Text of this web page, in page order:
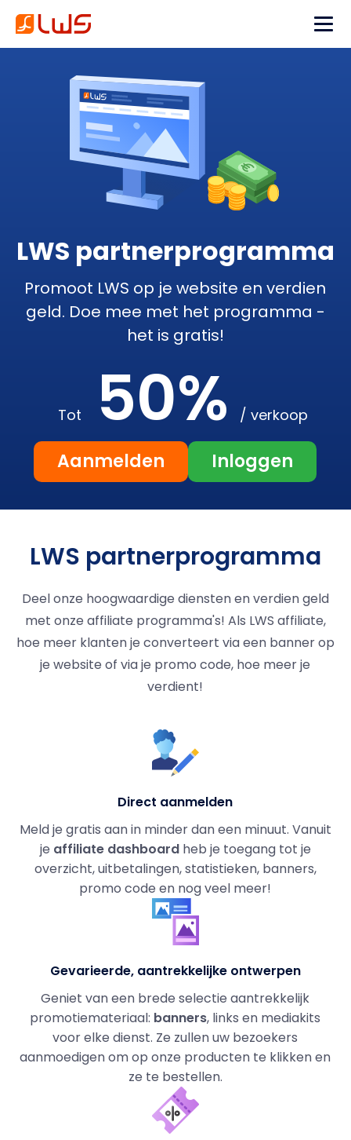
LWS partnerprogramma
Promoot LWS op je website en verdien
geld. Doe mee met het programma -
het is gratis!
Tot 50% / verkoop
Aanmelden Inloggen
LWS partnerprogramma
Deel onze hoogwaardige diensten en verdien geld
met onze affiliate programma's! Als LWS affiliate,
hoe meer klanten je converteert via een banner op
je website of via je promo code, hoe meer je
verdient!
Direct aanmelden
Meld je gratis aan in minder dan een minuut. Vanuit
je affiliate dashboardheb je toegang tot je
overzicht, uitbetalingen, statistieken, banners,
promo code en nog veel meer!
Gevarieerde, aantrekkelijke ontwerpen
Geniet van een brede selectie aantrekkelijk
promotiemateriaal: banners, links en mediakits
voor elke dienst. Ze zullen uw bezoekers
aanmoedigen om op onze producten te klikken en
ze te bestellen.